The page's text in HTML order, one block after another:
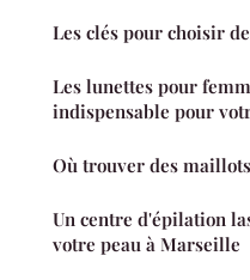
Les clés pour choisir
Les lunettes pour
indispensable pour
Où trouver des
Un centre d'épilation
votre peau à Marseille